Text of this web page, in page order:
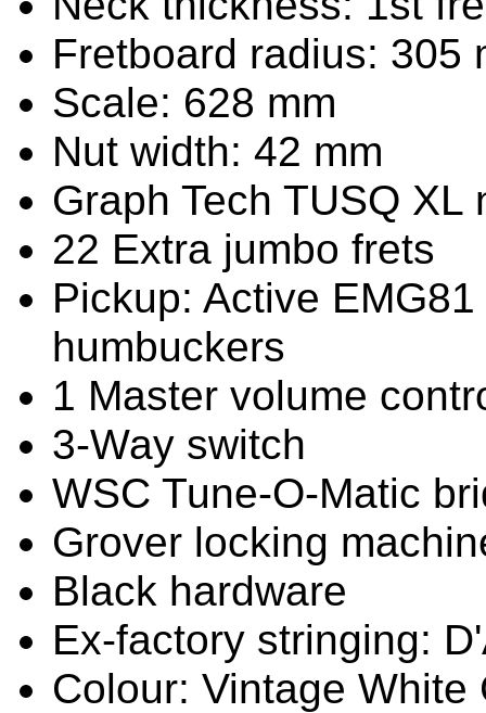
Fretboard radius: 305
Scale: 628 mm
Nut width: 42 mm
Graph Tech TUSQ XL
22 Extra jumbo frets
Pickup: Active
humbuckers
1 Master volume
3-Way switch
WSC Tune-O-Matic
Grover locking
Black hardware
Ex-factory stringing:
Colour: Vintage White